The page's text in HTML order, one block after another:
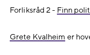
Forliksråd 2 - Finn
Grete Kvalheim er